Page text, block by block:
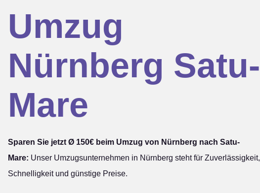
Umzug
Nürnberg Satu-
Mare
Sparen Sie jetzt Ø 150€ beim Umzug von Nürnberg nach Satu-
Mare: Unser Umzugsunternehmen in Nürnberg steht für Zuverlässigkeit,
Schnelligkeit und günstige Preise.